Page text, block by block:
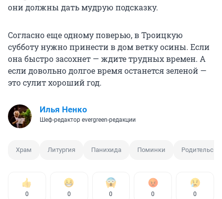
они должны дать мудрую подсказку.
Согласно еще одному поверью, в Троицкую
субботу нужно принести в дом ветку осины. Если
она быстро засохнет — ждите трудных времен. А
если довольно долгое время останется зеленой —
это сулит хороший год.
Илья Ненко
Шеф-редактор evergreen-редакции
Храм Литургия Панихида Поминки
0 0 0 0 0